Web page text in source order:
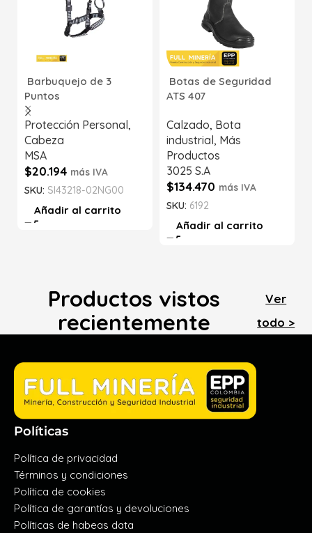
Barbuquejo de 3
Puntos
Protección Personal,
Cabeza
MSA
$20.194 más IVA
SKU: SI43218-02NG00
Añadir al carrito
Botas de Seguridad
ATS 407
Calzado, Bota
industrial, Más
Productos
3025 S.A
$134.470 más IVA
SKU: 6192
Añadir al carrito
Productos vistos
recientemente
Ver
todo >
Políticas
Política de privacidad
Términos y condiciones
Política de cookies
Política de garantías y devoluciones
Políticas de habeas data